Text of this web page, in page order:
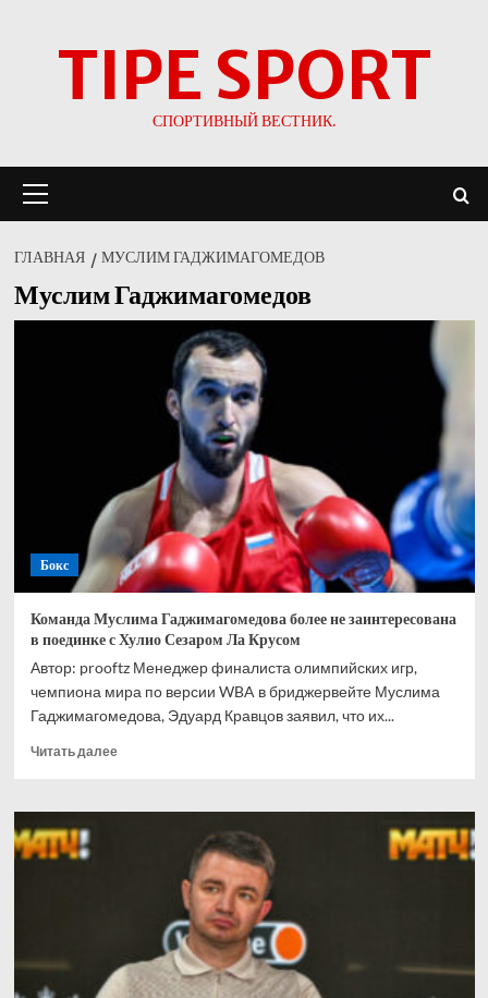
TIPE SPORT
СПОРТИВНЫЙ ВЕСТНИК.
меню
ГЛАВНАЯ МУСЛИМ ГАДЖИМАГОМЕДОВ
Муслим Гаджимагомедов
Бокс
Команда Муслима Гаджимагомедова более не заинтересована
в поединке с Хулио Сезаром Ла Крусом
Автор: prooftz Менеджер финалиста олимпийских игр,
чемпиона мира по версии WBA в бриджервейте Муслима
Гаджимагомедова, Эдуард Кравцов заявил, что их...
Читать далееПрочитать
Команда
Гаджимагомедова
заинтересована
поединке
с